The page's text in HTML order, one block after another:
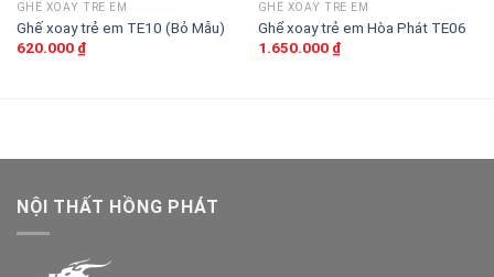
GHẾ XOAY TRẺ EM
Ghế xoay trẻ em TE10 (Bỏ Mẫu)
620.000 ₫
GHẾ XOAY TRẺ EM
Ghể xoay trẻ em Hòa Phát TE06
1.650.000 ₫
NỘI THẤT HỒNG PHÁT